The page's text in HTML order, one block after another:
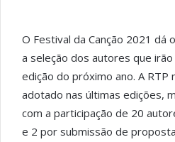
O Festival da Canção 2021 dá
a seleção dos autores que
edição do próximo ano. A RTP
adotado nas últimas edições,
com a participação de 20
e 2 por submissão de